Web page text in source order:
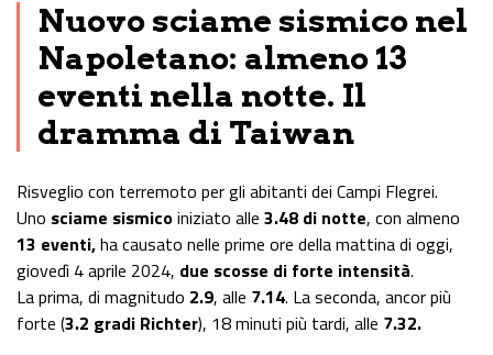
Nuovo sciame sismico nel
Napoletano: almeno 13
eventi nella notte. Il
dramma di Taiwan
Risveglio con terremoto per gli abitanti dei Campi Flegrei.
Uno sciame sismicoiniziato alle 3.48 di notte, con almeno
13 eventi,ha causato nelle prime ore della mattina di oggi,
giovedì 4 aprile 2024, due scosse di forte intensità.
La prima, di magnitudo 2.9, alle 7.14. La seconda, ancor più
forte (3.2 gradi Richter), 18 minuti più tardi, alle 7.32.